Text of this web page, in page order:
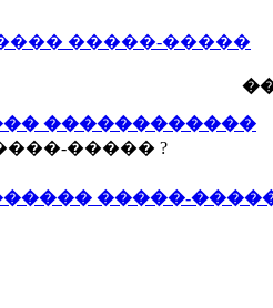
�����-�����
������������
����� ?
�����-